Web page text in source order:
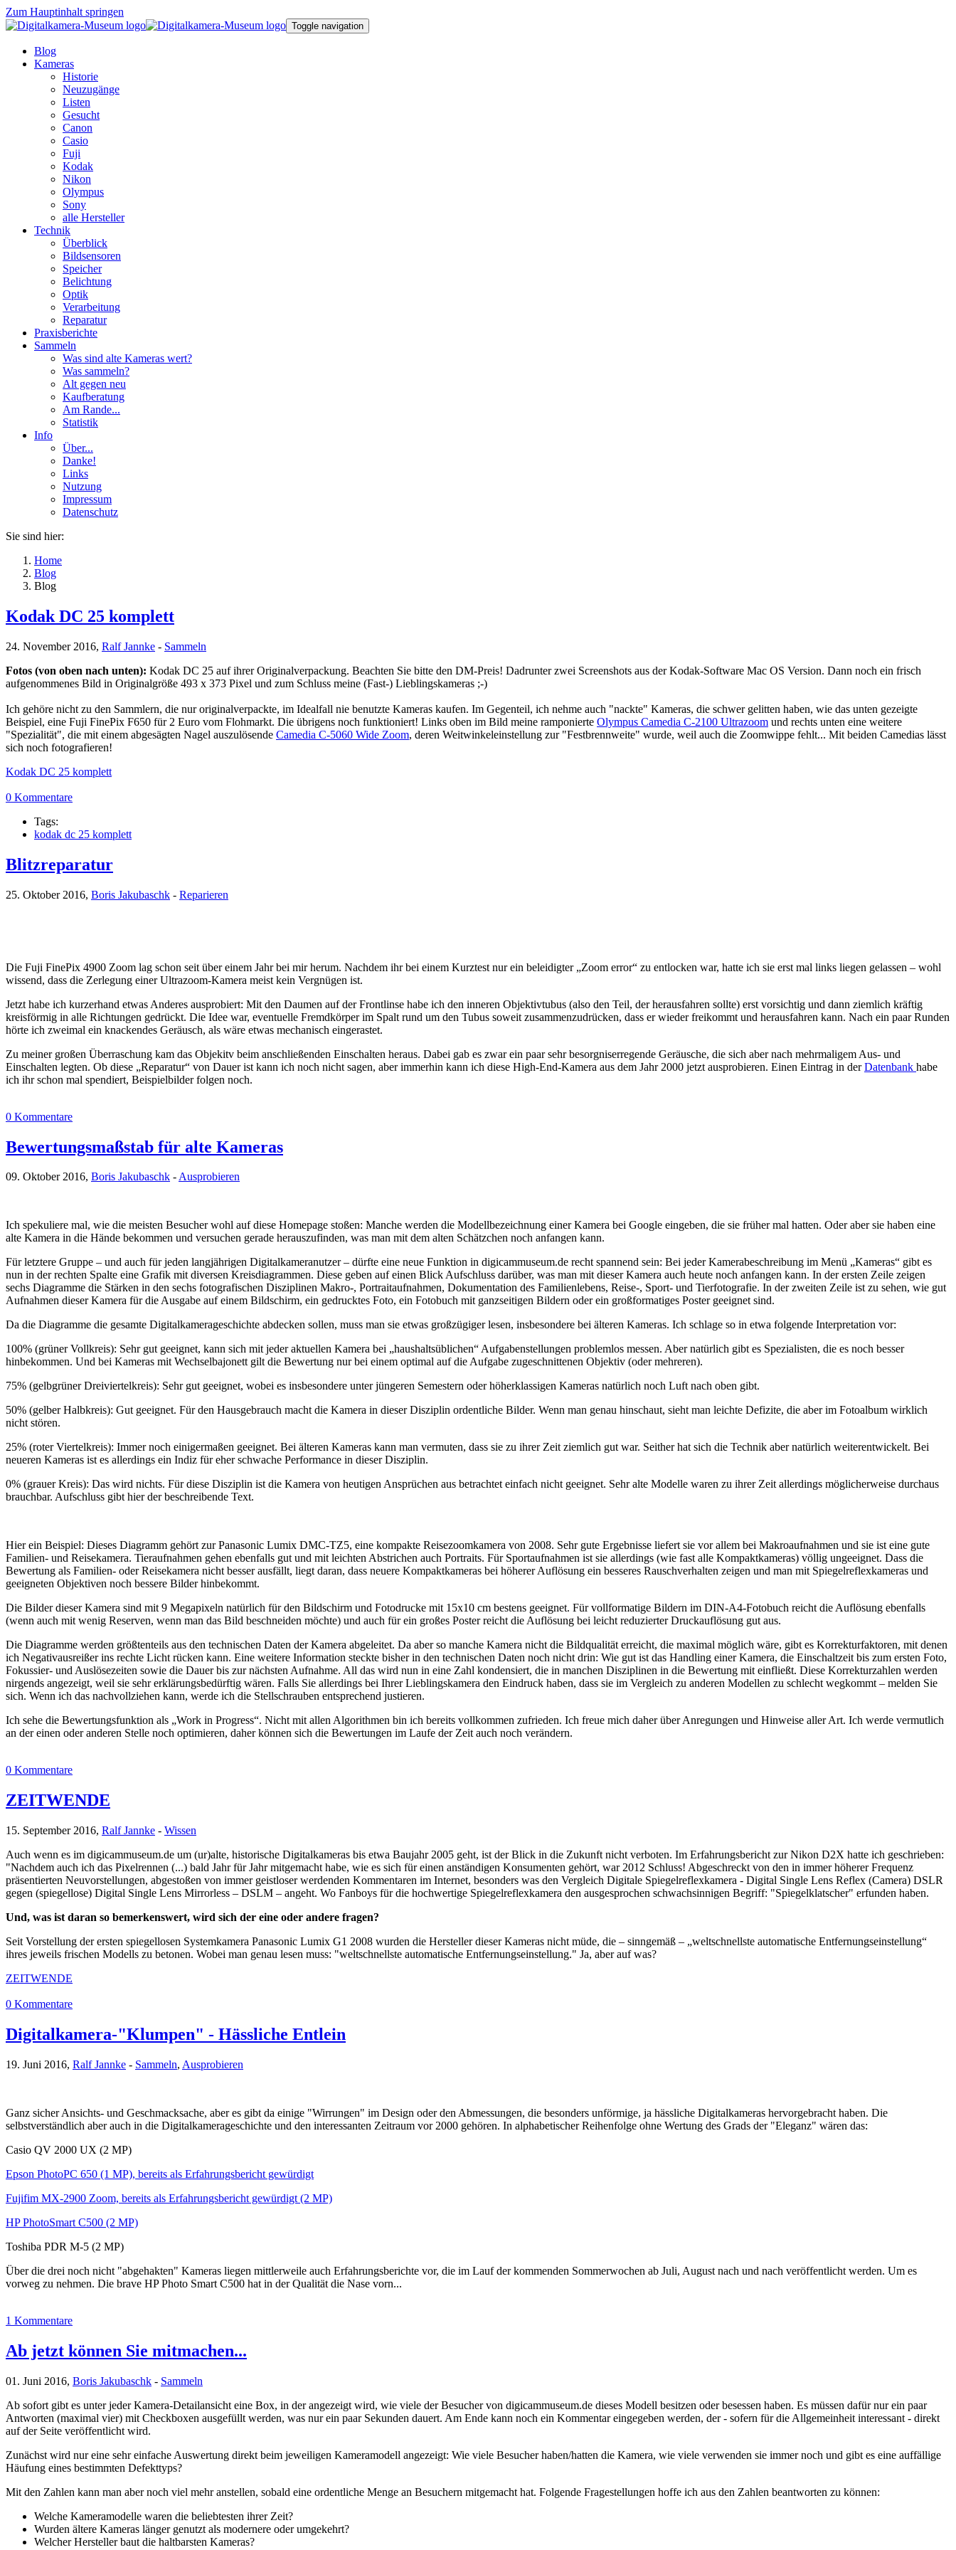
Zum Hauptinhalt springen
Toggle navigation
Blog
Kameras
Historie
Neuzugänge
Listen
Gesucht
Canon
Casio
Fuji
Kodak
Nikon
Olympus
Sony
alle Hersteller
Technik
Überblick
Bildsensoren
Speicher
Belichtung
Optik
Verarbeitung
Reparatur
Praxisberichte
Sammeln
Was sind alte Kameras wert?
Was sammeln?
Alt gegen neu
Kaufberatung
Am Rande...
Statistik
Info
Über...
Danke!
Links
Nutzung
Impressum
Datenschutz
Sie sind hier:
Home
Blog
Blog
Kodak DC 25 komplett
24. November 2016, Ralf Jannke - Sammeln
Fotos (von oben nach unten): Kodak DC 25 auf ihrer Originalverpackung. Beachten Sie bitte den DM-Preis! Dadrunter zwei Screenshots aus der Kodak-Software Mac OS Version. Dann noch ein frisch
aufgenommenes Bild in Originalgröße 493 x 373 Pixel und zum Schluss meine (Fast-) Lieblingskameras ;-)
Ich gehöre nicht zu den Sammlern, die nur originalverpackte, im Idealfall nie benutzte Kameras kaufen. Im Gegenteil, ich nehme auch "nackte" Kameras, die schwer gelitten haben, wie das unten gezeigte
Beispiel, eine Fuji FinePix F650 für 2 Euro vom Flohmarkt. Die übrigens noch funktioniert! Links oben im Bild meine ramponierte Olympus Camedia C-2100 Ultrazoom und rechts unten eine weitere
"Spezialität", die mit einem abgesägten Nagel auszulösende Camedia C-5060 Wide Zoom, deren Weitwinkeleinstellung zur "Festbrennweite" wurde, weil auch die Zoomwippe fehlt... Mit beiden Camedias lässt
sich noch fotografieren!
Kodak DC 25 komplett
0 Kommentare
Tags:
kodak dc 25 komplett
Blitzreparatur
25. Oktober 2016, Boris Jakubaschk - Reparieren
Die Fuji FinePix 4900 Zoom lag schon seit über einem Jahr bei mir herum. Nachdem ihr bei einem Kurztest nur ein beleidigter „Zoom error“ zu entlocken war, hatte ich sie erst mal links liegen gelassen – wohl
wissend, dass die Zerlegung einer Ultrazoom-Kamera meist kein Vergnügen ist.
Jetzt habe ich kurzerhand etwas Anderes ausprobiert: Mit den Daumen auf der Frontlinse habe ich den inneren Objektivtubus (also den Teil, der herausfahren sollte) erst vorsichtig und dann ziemlich kräftig
kreisförmig in alle Richtungen gedrückt. Die Idee war, eventuelle Fremdkörper im Spalt rund um den Tubus soweit zusammenzudrücken, dass er wieder freikommt und herausfahren kann. Nach ein paar Runden
hörte ich zweimal ein knackendes Geräusch, als wäre etwas mechanisch eingerastet.
Zu meiner großen Überraschung kam das Objekitv beim anschließenden Einschalten heraus. Dabei gab es zwar ein paar sehr besorgniserregende Geräusche, die sich aber nach mehrmaligem Aus- und
Einschalten legten. Ob diese „Reparatur“ von Dauer ist kann ich noch nicht sagen, aber immerhin kann ich diese High-End-Kamera aus dem Jahr 2000 jetzt ausprobieren. Einen Eintrag in derDatenbank habe
ich ihr schon mal spendiert, Beispielbilder folgen noch.
0 Kommentare
Bewertungsmaßstab für alte Kameras
09. Oktober 2016, Boris Jakubaschk -Ausprobieren
Ich spekuliere mal, wie die meisten Besucher wohl auf diese Homepage stoßen: Manche werden die Modellbezeichnung einer Kamera bei Google eingeben, die sie früher mal hatten. Oder aber sie haben eine
alte Kamera in die Hände bekommen und versuchen gerade herauszufinden, was man mit dem alten Schätzchen noch anfangen kann.
Für letztere Gruppe – und auch für jeden langjährigen Digitalkameranutzer – dürfte eine neue Funktion in digicammuseum.de recht spannend sein: Bei jeder Kamerabeschreibung im Menü „Kameras“ gibt es
nun in der rechten Spalte eine Grafik mit diversen Kreisdiagrammen. Diese geben auf einen Blick Aufschluss darüber, was man mit dieser Kamera auch heute noch anfangen kann. In der ersten Zeile zeigen
sechs Diagramme die Stärken in den sechs fotografischen Disziplinen Makro-, Portraitaufnahmen, Dokumentation des Familienlebens, Reise-, Sport- und Tierfotografie. In der zweiten Zeile ist zu sehen, wie gut
Aufnahmen dieser Kamera für die Ausgabe auf einem Bildschirm, ein gedrucktes Foto, ein Fotobuch mit ganzseitigen Bildern oder ein großformatiges Poster geeignet sind.
Da die Diagramme die gesamte Digitalkamerageschichte abdecken sollen, muss man sie etwas großzügiger lesen, insbesondere bei älteren Kameras. Ich schlage so in etwa folgende Interpretation vor:
100% (grüner Vollkreis): Sehr gut geeignet, kann sich mit jeder aktuellen Kamera bei „haushaltsüblichen“ Aufgabenstellungen problemlos messen. Aber natürlich gibt es Spezialisten, die es noch besser
hinbekommen. Und bei Kameras mit Wechselbajonett gilt die Bewertung nur bei einem optimal auf die Aufgabe zugeschnittenen Objektiv (oder mehreren).
75% (gelbgrüner Dreiviertelkreis): Sehr gut geeignet, wobei es insbesondere unter jüngeren Semestern oder höherklassigen Kameras natürlich noch Luft nach oben gibt.
50% (gelber Halbkreis): Gut geeignet. Für den Hausgebrauch macht die Kamera in dieser Disziplin ordentliche Bilder. Wenn man genau hinschaut, sieht man leichte Defizite, die aber im Fotoalbum wirklich
nicht stören.
25% (roter Viertelkreis): Immer noch einigermaßen geeignet. Bei älteren Kameras kann man vermuten, dass sie zu ihrer Zeit ziemlich gut war. Seither hat sich die Technik aber natürlich weiterentwickelt. Bei
neueren Kameras ist es allerdings ein Indiz für eher schwache Performance in dieser Disziplin.
0% (grauer Kreis): Das wird nichts. Für diese Disziplin ist die Kamera von heutigen Ansprüchen aus betrachtet einfach nicht geeignet. Sehr alte Modelle waren zu ihrer Zeit allerdings möglicherweise durchaus
brauchbar. Aufschluss gibt hier der beschreibende Text.
Hier ein Beispiel: Dieses Diagramm gehört zur Panasonic Lumix DMC-TZ5, eine kompakte Reisezoomkamera von 2008. Sehr gute Ergebnisse liefert sie vor allem bei Makroaufnahmen und sie ist eine gute
Familien- und Reisekamera. Tieraufnahmen gehen ebenfalls gut und mit leichten Abstrichen auch Portraits. Für Sportaufnahmen ist sie allerdings (wie fast alle Kompaktkameras) völlig ungeeignet. Dass die
Bewertung als Familien- oder Reisekamera nicht besser ausfällt, liegt daran, dass neuere Kompaktkameras bei höherer Auflösung ein besseres Rauschverhalten zeigen und man mit Spiegelreflexkameras und
geeigneten Objektiven noch bessere Bilder hinbekommt.
Die Bilder dieser Kamera sind mit 9 Megapixeln natürlich für den Bildschirm und Fotodrucke mit 15x10 cm bestens geeignet. Für vollformatige Bildern im DIN-A4-Fotobuch reicht die Auflösung ebenfalls
(wenn auch mit wenig Reserven, wenn man das Bild beschneiden möchte) und auch für ein großes Poster reicht die Auflösung bei leicht reduzierter Druckauflösung gut aus.
Die Diagramme werden größtenteils aus den technischen Daten der Kamera abgeleitet. Da aber so manche Kamera nicht die Bildqualität erreicht, die maximal möglich wäre, gibt es Korrekturfaktoren, mit denen
ich Negativausreißer ins rechte Licht rücken kann. Eine weitere Information steckte bisher in den technischen Daten noch nicht drin: Wie gut ist das Handling einer Kamera, die Einschaltzeit bis zum ersten Foto,
Fokussier- und Auslösezeiten sowie die Dauer bis zur nächsten Aufnahme. All das wird nun in eine Zahl kondensiert, die in manchen Disziplinen in die Bewertung mit einfließt. Diese Korrekturzahlen werden
nirgends angezeigt, weil sie sehr erklärungsbedürftig wären. Falls Sie allerdings bei Ihrer Lieblingskamera den Eindruck haben, dass sie im Vergleich zu anderen Modellen zu schlecht wegkommt – melden Sie
sich. Wenn ich das nachvollziehen kann, werde ich die Stellschrauben entsprechend justieren.
Ich sehe die Bewertungsfunktion als „Work in Progress“. Nicht mit allen Algorithmen bin ich bereits vollkommen zufrieden. Ich freue mich daher über Anregungen und Hinweise aller Art. Ich werde vermutlich
an der einen oder anderen Stelle noch optimieren, daher können sich die Bewertungen im Laufe der Zeit auch noch verändern.
0 Kommentare
ZEITWENDE
15. September 2016, Ralf Jannke - Wissen
Auch wenn es im digicammuseum.de um (ur)alte, historische Digitalkameras bis etwa Baujahr 2005 geht, ist der Blick in die Zukunft nicht verboten. Im Erfahrungsbericht zur Nikon D2X hatte ich geschrieben:
"Nachdem auch ich das Pixelrennen (...) bald Jahr für Jahr mitgemacht habe, wie es sich für einen anständigen Konsumenten gehört, war 2012 Schluss! Abgeschreckt von den in immer höherer Frequenz
präsentierten Neuvorstellungen, abgestoßen von immer geistloser werdenden Kommentaren im Internet, besonders was den Vergleich Digitale Spiegelreflexkamera - Digital Single Lens Reflex (Camera) DSLR
gegen (spiegellose) Digital Single Lens Mirrorless – DSLM – angeht. Wo Fanboys für die hochwertige Spiegelreflexkamera den ausgesprochen schwachsinnigen Begriff: "Spiegelklatscher" erfunden haben.
Und, was ist daran so bemerkenswert, wird sich der eine oder andere fragen?
Seit Vorstellung der ersten spiegellosen Systemkamera Panasonic Lumix G1 2008 wurden die Hersteller dieser Kameras nicht müde, die – sinngemäß – „weltschnellste automatische Entfernungseinstellung“
ihres jeweils frischen Modells zu betonen. Wobei man genau lesen muss: "weltschnellste automatische Entfernungseinstellung." Ja, aber auf was?
ZEITWENDE
0 Kommentare
Digitalkamera-"Klumpen" - Hässliche Entlein
19. Juni 2016, Ralf Jannke - Sammeln, Ausprobieren
Ganz sicher Ansichts- und Geschmacksache, aber es gibt da einige "Wirrungen" im Design oder den Abmessungen, die besonders unförmige, ja hässliche Digitalkameras hervorgebracht haben. Die
selbstverständlich aber auch in die Digitalkamerageschichte und den interessanten Zeitraum vor 2000 gehören. In alphabetischer Reihenfolge ohne Wertung des Grads der "Eleganz" wären das:
Casio QV 2000 UX (2 MP)
Epson PhotoPC 650 (1 MP), bereits als Erfahrungsbericht gewürdigt
Fujifim MX-2900 Zoom, bereits als Erfahrungsbericht gewürdigt (2 MP)
HP PhotoSmart C500 (2 MP)
Toshiba PDR M-5 (2 MP)
Über die drei noch nicht "abgehakten" Kameras liegen mittlerweile auch Erfahrungsberichte vor, die im Lauf der kommenden Sommerwochen ab Juli, August nach und nach veröffentlicht werden. Um es
vorweg zu nehmen. Die brave HP Photo Smart C500 hat in der Qualität die Nase vorn...
1 Kommentare
Ab jetzt können Sie mitmachen...
01. Juni 2016, Boris Jakubaschk - Sammeln
Ab sofort gibt es unter jeder Kamera-Detailansicht eine Box, in der angezeigt wird, wie viele der Besucher von digicammuseum.de dieses Modell besitzen oder besessen haben. Es müssen dafür nur ein paar
Antworten (maximal vier) mit Checkboxen ausgefüllt werden, was nur ein paar Sekunden dauert. Am Ende kann noch ein Kommentar eingegeben werden, der - sofern für die Allgemeinheit interessant - direkt
auf der Seite veröffentlicht wird.
Zunächst wird nur eine sehr einfache Auswertung direkt beim jeweiligen Kameramodell angezeigt: Wie viele Besucher haben/hatten die Kamera, wie viele verwenden sie immer noch und gibt es eine auffällige
Häufung eines bestimmten Defekttyps?
Mit den Zahlen kann man aber noch viel mehr anstellen, sobald eine ordentliche Menge an Besuchern mitgemacht hat. Folgende Fragestellungen hoffe ich aus den Zahlen beantworten zu können:
Welche Kameramodelle waren die beliebtesten ihrer Zeit?
Wurden ältere Kameras länger genutzt als modernere oder umgekehrt?
Welcher Hersteller baut die haltbarsten Kameras?